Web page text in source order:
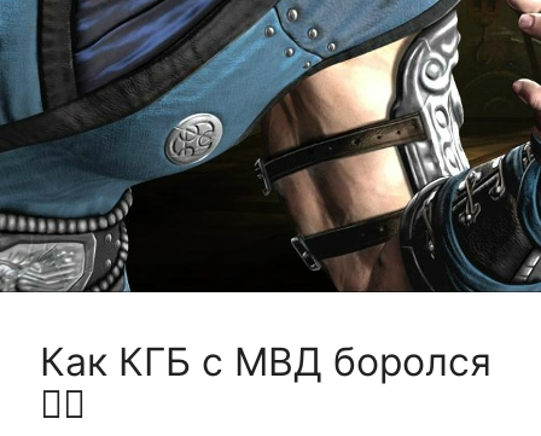
Как КГБ с МВД боролся
👮‍♂